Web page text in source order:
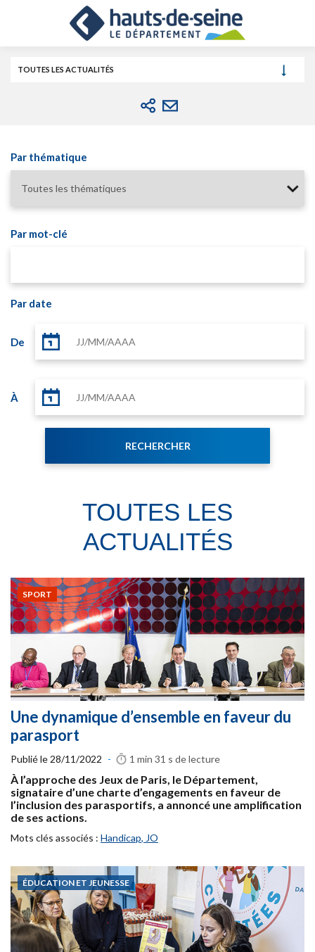
TOUTES LES ACTUALITÉS
Par thématique
Par mot-clé
Par date
De
À
TOUTES LES
ACTUALITÉS
SPORT
Une dynamique d’ensemble en faveur du
parasport
Publié le 28/11/2022 - 1 min 31 s de lecture
À l’approche des Jeux de Paris, le Département,
signataire d’une charte d’engagements en faveur de
l’inclusion des parasportifs, a annoncé une amplification
de ses actions.
Mots clés associés : Handicap, JO
ÉDUCATION ET JEUNESSE
Cookies et traceurs utilisés sur ce site.